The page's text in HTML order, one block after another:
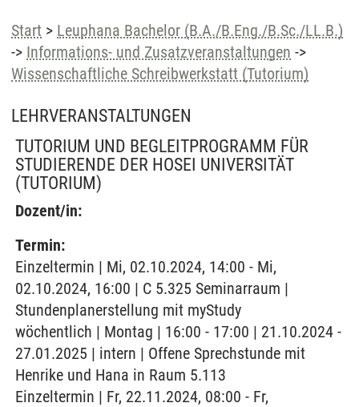
Start > Leuphana Bachelor (B.A./B.Eng./B.Sc./LL.B.)
-> Informations- und Zusatzveranstaltungen ->
Wissenschaftliche Schreibwerkstatt (Tutorium)
LEHRVERANSTALTUNGEN
TUTORIUM UND BEGLEITPROGRAMM FÜR
STUDIERENDE DER HOSEI UNIVERSITÄT
(TUTORIUM)
Dozent/in:
Termin:
Einzeltermin | Mi, 02.10.2024, 14:00 - Mi,
02.10.2024, 16:00 | C 5.325 Seminarraum |
Stundenplanerstellung mit myStudy
wöchentlich | Montag | 16:00 - 17:00 | 21.10.2024 -
27.01.2025 | intern | Offene Sprechstunde mit
Henrike und Hana in Raum 5.113
Einzeltermin | Fr, 22.11.2024, 08:00 - Fr,